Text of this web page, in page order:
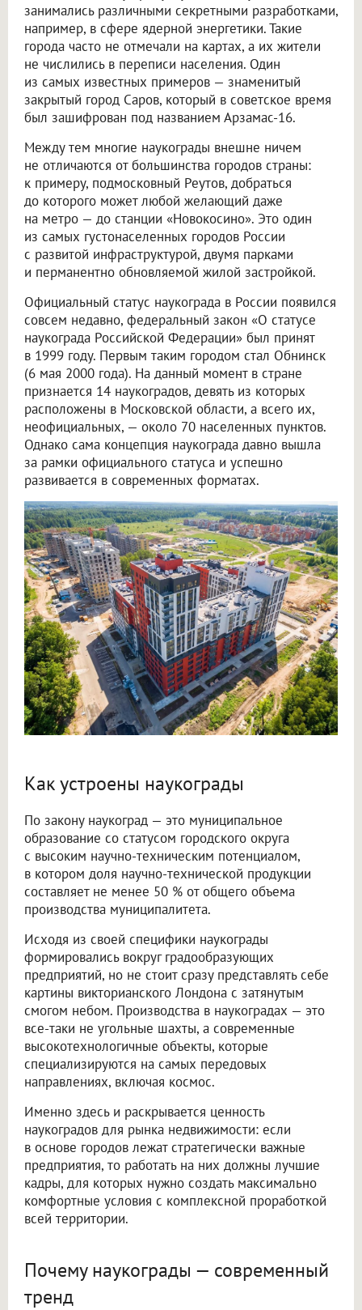
занимались различными секретными разработками,
например, в сфере ядерной энергетики. Такие
города часто не отмечали на картах, а их жители
не числились в переписи населения. Один
из самых известных примеров — знаменитый
закрытый город Саров, который в советское время
был зашифрован под названием Арзамас-16.
Между тем многие наукограды внешне ничем
не отличаются от большинства городов страны:
к примеру, подмосковный Реутов, добраться
до которого может любой желающий даже
на метро — до станции «Новокосино». Это один
из самых густонаселенных городов России
с развитой инфраструктурой, двумя парками
и перманентно обновляемой жилой застройкой.
Официальный статус наукограда в России появился
совсем недавно, федеральный закон «О статусе
наукограда Российской Федерации» был принят
в 1999 году. Первым таким городом стал Обнинск
(6 мая 2000 года). На данный момент в стране
признается 14 наукоградов, девять из которых
расположены в Московской области, а всего их,
неофициальных, — около 70 населенных пунктов.
Однако сама концепция наукограда давно вышла
за рамки официального статуса и успешно
развивается в современных форматах.
Как устроены наукограды
По закону наукоград — это муниципальное
образование со статусом городского округа
с высоким научно-техническим потенциалом,
в котором доля научно-технической продукции
составляет не менее 50 % от общего объема
производства муниципалитета.
Исходя из своей специфики наукограды
формировались вокруг градообразующих
предприятий, но не стоит сразу представлять себе
картины викторианского Лондона с затянутым
смогом небом. Производства в наукоградах — это
все-таки не угольные шахты, а современные
высокотехнологичные объекты, которые
специализируются на самых передовых
направлениях, включая космос.
Именно здесь и раскрывается ценность
наукоградов для рынка недвижимости: если
в основе городов лежат стратегически важные
предприятия, то работать на них должны лучшие
кадры, для которых нужно создать максимально
комфортные условия с комплексной проработкой
всей территории.
Почему наукограды — современный
тренд